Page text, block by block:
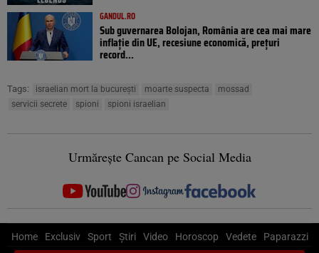
GANDUL.RO
Sub guvernarea Bolojan, România are cea mai mare
inflație din UE, recesiune economică, prețuri
record...
Tags: israelian mort la bucureşti moarte suspecta
mossad
servicii secrete
spioni spioni israelian
Urmărește Cancan pe Social Media
Home Exclusiv Sport Știri Video Horoscop Vedete Paparazzi